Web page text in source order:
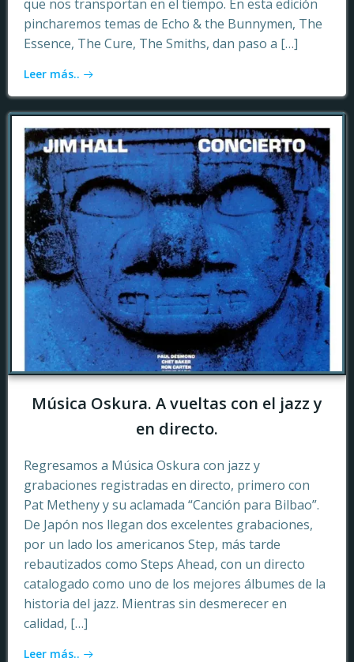
que nos transportan en el tiempo. En esta edición
pincharemos temas de Echo & the Bunnymen, The
Essence, The Cure, The Smiths, dan paso a […]
Leer más..
Música Oskura. A vueltas con el jazz y
en directo.
Regresamos a Música Oskura con jazz y
grabaciones registradas en directo, primero con
Pat Metheny y su aclamada “Canción para Bilbao”.
De Japón nos llegan dos excelentes grabaciones,
por un lado los americanos Step, más tarde
rebautizados como Steps Ahead, con un directo
catalogado como uno de los mejores álbumes de la
historia del jazz. Mientras sin desmerecer en
calidad, […]
Leer más..